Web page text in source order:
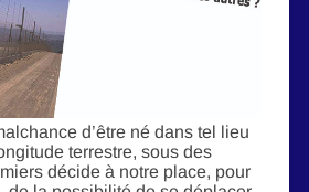
d’être né dans tel lieu
terrestre, sous des
décide à notre place, pour